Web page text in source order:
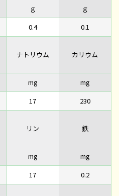
ｇ
0.4
ｇ
0.1
ナトリウム
mg
17
カリウム
mg
230
リン
mg
17
鉄
mg
0.2